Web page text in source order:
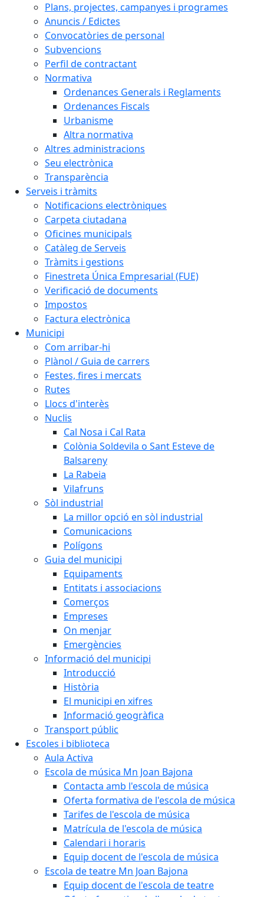
Plans, projectes, campanyes i programes
Anuncis / Edictes
Convocatòries de personal
Subvencions
Perfil de contractant
Normativa
Ordenances Generals i Reglaments
Ordenances Fiscals
Urbanisme
Altra normativa
Altres administracions
Seu electrònica
Transparència
Serveis i tràmits
Notificacions electròniques
Carpeta ciutadana
Oficines municipals
Catàleg de Serveis
Tràmits i gestions
Finestreta Única Empresarial (FUE)
Verificació de documents
Impostos
Factura electrònica
Municipi
Com arribar-hi
Plànol / Guia de carrers
Festes, fires i mercats
Rutes
Llocs d'interès
Nuclis
Cal Nosa i Cal Rata
Colònia Soldevila o Sant Esteve de
Balsareny
La Rabeia
Vilafruns
Sòl industrial
La millor opció en sòl industrial
Comunicacions
Polígons
Guia del municipi
Equipaments
Entitats i associacions
Comerços
Empreses
On menjar
Emergències
Informació del municipi
Introducció
Història
El municipi en xifres
Informació geogràfica
Transport públic
Escoles i biblioteca
Aula Activa
Escola de música Mn Joan Bajona
Contacta amb l'escola de música
Oferta formativa de l'escola de música
Tarifes de l'escola de música
Matrícula de l'escola de música
Calendari i horaris
Equip docent de l'escola de música
Escola de teatre Mn Joan Bajona
Equip docent de l'escola de teatre